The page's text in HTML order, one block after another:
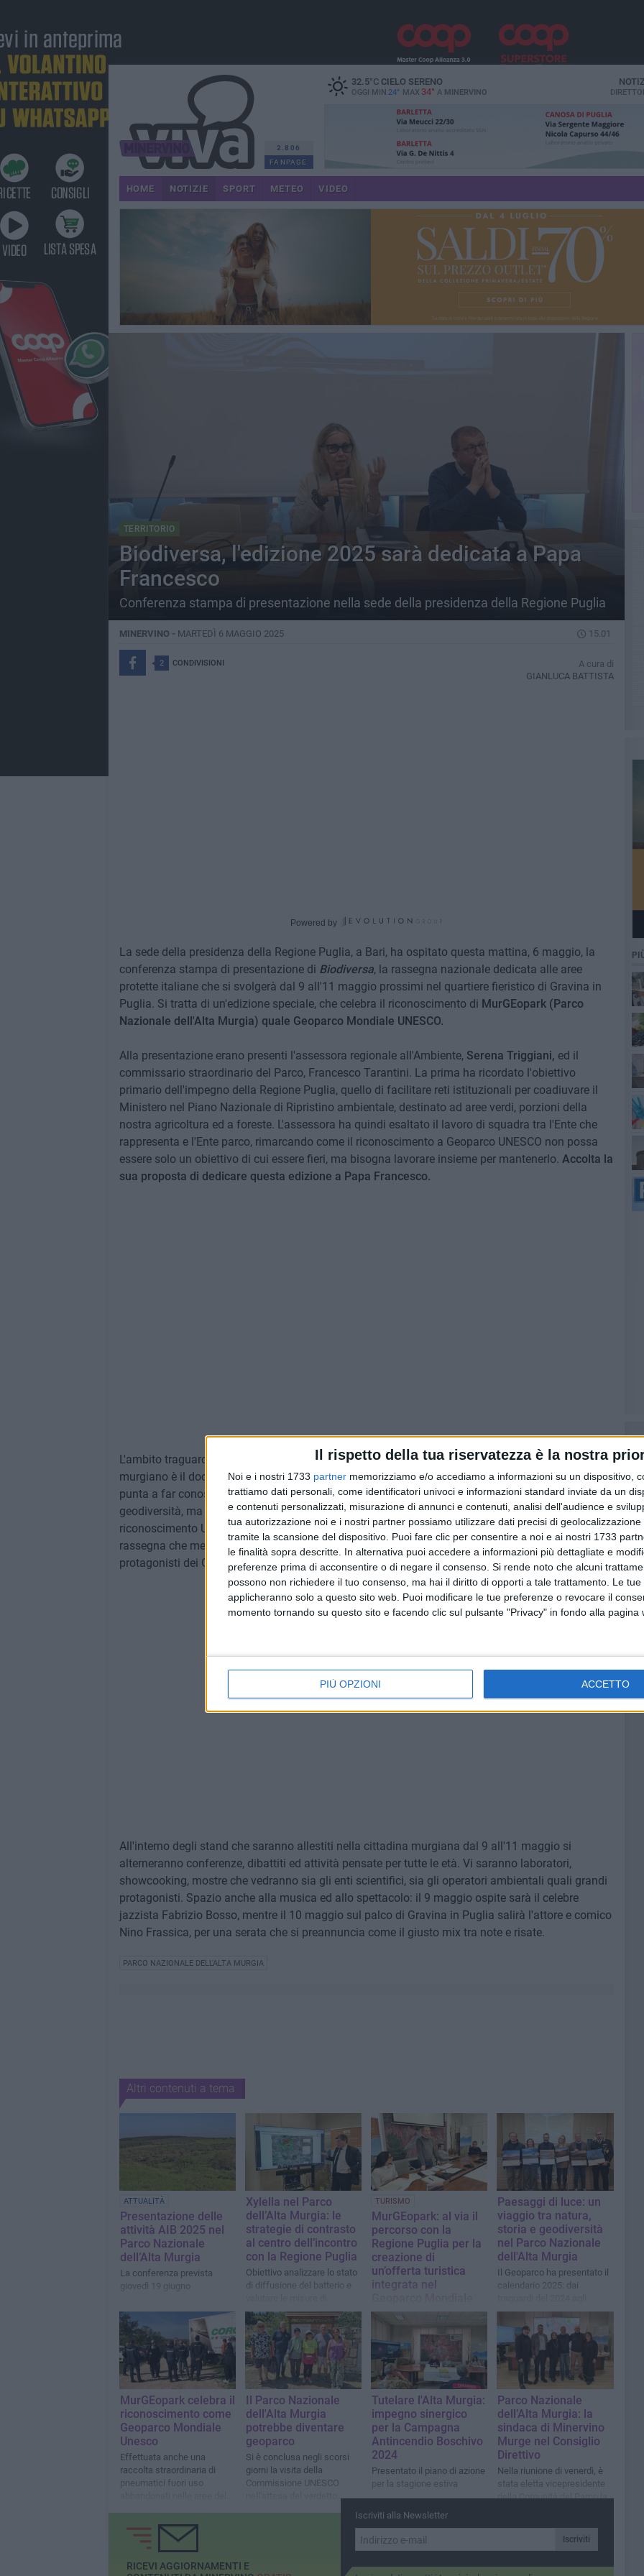
Il rispetto della tua riservatezza è la nostra
Noi e i nostri 1733 partner memorizziamo e/o accediamo a informazioni su un dispositivo,
trattiamo dati personali, come identificatori univoci e informazioni standard inviate da un
e contenuti personalizzati, misurazione di annunci e contenuti, analisi dell'audience e
tua autorizzazione noi e i nostri partner possiamo utilizzare dati precisi di
tramite la scansione del dispositivo. Puoi fare clic per consentire a noi e ai nostri 1733
le finalità sopra descritte. In alternativa puoi accedere a informazioni più dettagliate e
preferenze prima di acconsentire o di negare il consenso. Si rende noto che alcuni
possono non richiedere il tuo consenso, ma hai il diritto di opporti a tale trattamento. Le
applicheranno solo a questo sito web. Puoi modificare le tue preferenze o revocare il
momento tornando su questo sito e facendo clic sul pulsante "Privacy" in fondo alla pagina
PIÙ OPZIONI ACCETTO
2.806
FANPAGE
32.5°CCIELO SERENO
OGGI MIN 24° MAX 34° A MINERVINO
HOME NOTIZIE SPORT METEO VIDEO
TERRITORIO
Biodiversa, l'edizione 2025 sarà dedicata a Papa
Francesco
Conferenza stampa di presentazione nella sede della presidenza della Regione Puglia
MINERVINO - MARTEDÌ 6 MAGGIO 2025 15.01
2 CONDIVISIONI
A cura di
GIANLUCA BATTISTA
Powered by
La sede della presidenza della Regione Puglia, a Bari, ha ospitato questa mattina, 6 maggio, la
conferenza stampa di presentazione di Biodiversa, la rassegna nazionale dedicata alle aree
protette italiane che si svolgerà dal 9 all'11 maggio prossimi nel quartiere fieristico di Gravina in
Puglia. Si tratta di un'edizione speciale, che celebra il riconoscimento di MurGEopark (Parco
Nazionale dell'Alta Murgia) quale Geoparco Mondiale UNESCO.
Alla presentazione erano presenti l'assessora regionale all'Ambiente, Serena Triggiani, ed il
commissario straordinario del Parco, Francesco Tarantini. La prima ha ricordato l'obiettivo
primario dell'impegno della Regione Puglia, quello di facilitare reti istituzionali per coadiuvare il
Ministero nel Piano Nazionale di Ripristino ambientale, destinato ad aree verdi, porzioni della
nostra agricoltura ed a foreste. L'assessora ha quindi esaltato il lavoro di squadra tra l'Ente che
rappresenta e l'Ente parco, rimarcando come il riconoscimento a Geoparco UNESCO non possa
essere solo un obiettivo di cui essere fieri, ma bisogna lavorare insieme per mantenerlo. Accolta la
sua proposta di dedicare questa edizione a Papa Francesco.
L'ambito traguardo - ha ricordato Tarantini - è stato ufficializzato «il 16 aprile scorso e quello
murgiano è il dodicesimo geoparco a livello nazionale. Questa seconda edizione - ha rimarcato -
punta a far conoscere il valore dei Geoparchi non solo come custodi della biodiversità e della
geodiversità, ma come spazi vivi di innovazione e partecipazione delle comunità locali. Dopo il
riconoscimento UNESCO di MurGEopark, l'Ente Parco rilancia così il proprio impegno con una
rassegna che mette al centro la valorizzazione di territori unici, celebrandoli insieme ai
protagonisti dei Geoparchi e del sistema delle aree protette italiane».
All'interno degli stand che saranno allestiti nella cittadina murgiana dal 9 all'11 maggio si
alterneranno conferenze, dibattiti ed attività pensate per tutte le età. Vi saranno laboratori,
showcooking, mostre che vedranno sia gli enti scientifici, sia gli operatori ambientali quali grandi
protagonisti. Spazio anche alla musica ed allo spettacolo: il 9 maggio ospite sarà il celebre
jazzista Fabrizio Bosso, mentre il 10 maggio sul palco di Gravina in Puglia salirà l'attore e comico
Nino Frassica, per una serata che si preannuncia come il giusto mix tra note e risate.
PARCO NAZIONALE DELL'ALTA MURGIA
Altri contenuti a tema
ATTUALITÀ
Presentazione delle
attività AIB 2025 nel
Parco Nazionale
dell’Alta Murgia
La conferenza prevista
giovedì 19 giugno
Xylella nel Parco
dell’Alta Murgia: le
strategie di contrasto
al centro dell’incontro
con la Regione Puglia
Obiettivo analizzare lo stato
di diffusione del batterio e
contenimento
TURISMO
MurGEopark: al via il
percorso con la
Regione Puglia per la
creazione di
un’offerta turistica
integrata nel
UNESCO
L'incontro svolto presso la
sede dell’Ente Parco a
Gravina in Puglia
Paesaggi di luce: un
viaggio tra natura,
storia e geodiversità
nel Parco Nazionale
dell'Alta Murgia
Il Geoparco ha presentato il
calendario 2025: dai
obiettivi del nuovo anno
MurGEopark celebra il
riconoscimento come
Geoparco Mondiale
Unesco
Effettuata anche una
raccolta straordinaria di
pneumatici fuori uso
Il Parco Nazionale
dell'Alta Murgia
potrebbe diventare
geoparco
Si è conclusa negli scorsi
giorni la visita della
Commissione UNESCO
Tutelare l'Alta Murgia:
impegno sinergico
per la Campagna
Antincendio Boschivo
2024
Presentato il piano di azione
per la stagione estiva
Parco Nazionale
dell’Alta Murgia: la
sindaca di Minervino
Murge nel Consiglio
Direttivo
Nella riunione di venerdì, è
stata eletta vicepresidente
della Comunità del Parco la
Iscriviti alla Newsletter
Iscriviti
RICEVI AGGIORNAMENTI E